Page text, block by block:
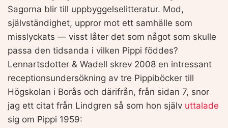
Sagorna blir till uppbyggelselitteratur. Mod,
självständighet, uppror mot ett samhälle som
misslyckats — visst låter det som något som skulle
passa den tidsanda i vilken Pippi föddes?
Lennartsdotter & Wadell skrev 2008 en intressant
receptionsundersökning av tre Pippiböcker till
Högskolan i Borås och därifrån, från sidan 7, snor
jag ett citat från Lindgren så som hon själv uttalade
sig om Pippi 1959: